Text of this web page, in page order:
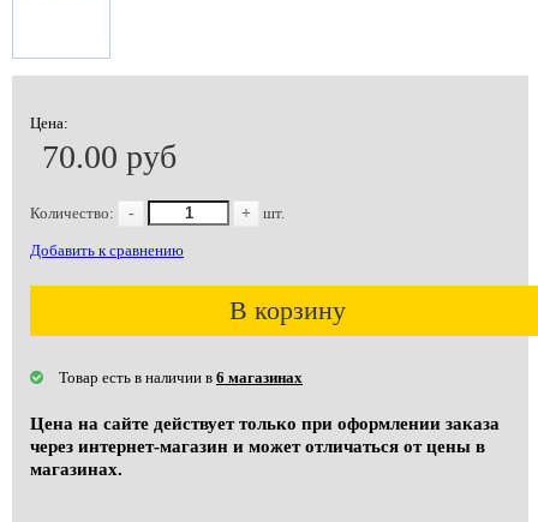
Цена:
70.00 руб
Количество: - + шт.
Добавить к сравнению
В корзину
Товар есть в наличии в 6 магазинах
Цена на сайте действует только при оформлении заказа
через интернет-магазин и может отличаться от цены в
магазинах.